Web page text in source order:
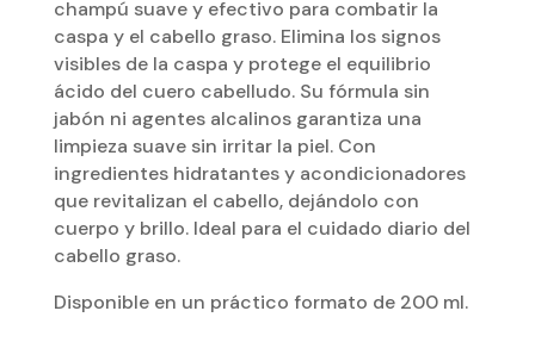
champú suave y efectivo para combatir la
caspa y el cabello graso. Elimina los signos
visibles de la caspa y protege el equilibrio
ácido del cuero cabelludo. Su fórmula sin
jabón ni agentes alcalinos garantiza una
limpieza suave sin irritar la piel. Con
ingredientes hidratantes y acondicionadores
que revitalizan el cabello, dejándolo con
cuerpo y brillo. Ideal para el cuidado diario del
cabello graso.
Disponible en un práctico formato de 200 ml.